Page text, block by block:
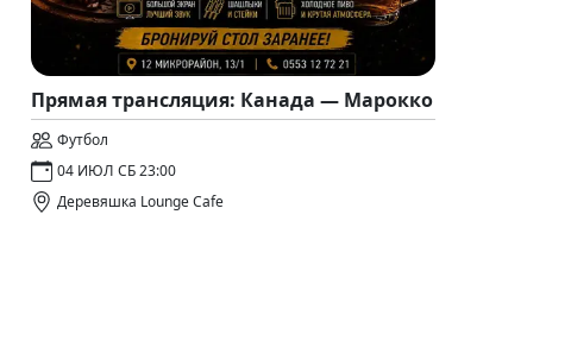
Прямая трансляция: Канада — Марокко
Футбол
04 ИЮЛ СБ 23:00
Деревяшка Lounge Cafe